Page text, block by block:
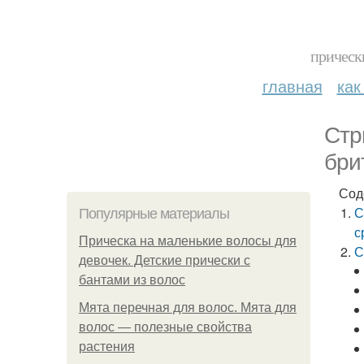
главная
Популярные материалы
Прическа на маленькие волосы для
девочек. Детские прически с
бантами из волос
Мята перечная для волос. Мята для
волос — полезные свойства
растения